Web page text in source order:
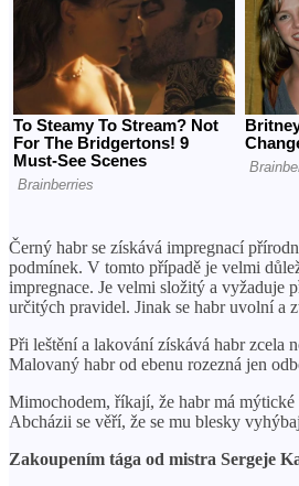
Černý habr se získává impregnací
podmínek. V tomto případě je velmi
impregnace. Je velmi složitý a vyžaduje
určitých pravidel. Jinak se habr uvolní a
Při leštění a lakování získává habr zcela
Malovaný habr od ebenu rozezná jen
Mimochodem, říkají, že habr má
Abcházii se věří, že se mu blesky
Zakoupením tága od mistra Sergeje